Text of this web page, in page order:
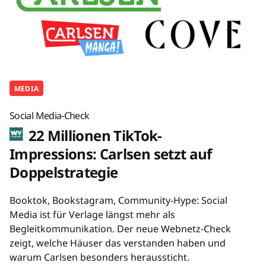
MEDIA
Social Media-Check
22 Millionen TikTok-
Impressions: Carlsen setzt auf
Doppelstrategie
Booktok, Bookstagram, Community-Hype: Social
Media ist für Verlage längst mehr als
Begleitkommunikation. Der neue Webnetz-Check
zeigt, welche Häuser das verstanden haben und
warum Carlsen besonders heraussticht.